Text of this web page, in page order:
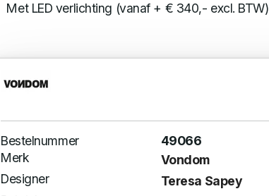
Met LED verlichting (vanaf + € 340,- excl. BTW)
Bestelnummer
49066
Merk
Vondom
Designer
Teresa Sapey